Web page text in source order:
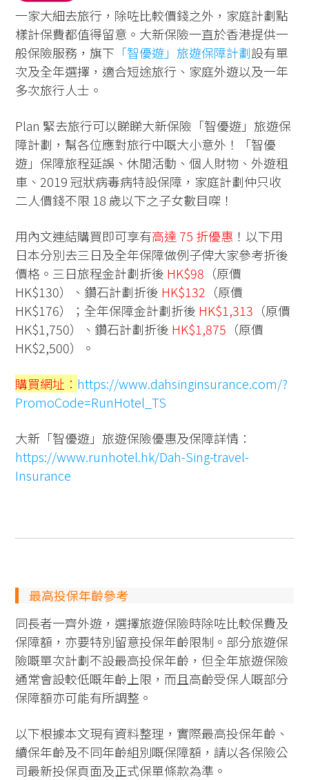
一家大細去旅行，除咗比較價錢之外，家庭計劃點
樣計保費都值得留意。大新保險一直於香港提供一
般保險服務，旗下 「智優遊」旅遊保障計劃設有單
次及全年選擇，適合短途旅行、家庭外遊以及一年
多次旅行人士。
Plan 緊去旅行可以睇睇大新保險「智優遊」旅遊保
障計劃，幫各位應對旅行中嘅大小意外！「智優
遊」保障旅程延誤、休閒活動、個人財物、外遊租
車、2019 冠狀病毒病特設保障，家庭計劃仲只收
二人價錢不限 18 歲以下之子女數目㗎！
用內文連結購買即可享有高達 75 折優惠 ！以下用
日本分別去三日及全年保障做例子俾大家參考折後
價格。三日旅程金計劃折後 HK$98 （原價
HK$130）、鑽石計劃折後 HK$132 （原價
HK$176）；全年保障金計劃折後 HK$1,313 （原價
HK$1,750）、鑽石計劃折後 HK$1,875 （原價
HK$2,500）。
購買網址： https://www.dahsinginsurance.com/?
PromoCode=RunHotel_TS
大新「智優遊」旅遊保險優惠及保障詳情：
https://www.runhotel.hk/Dah-Sing-travel-
Insurance
最高投保年齡參考
同長者一齊外遊，選擇旅遊保險時除咗比較保費及
保障額，亦要特別留意投保年齡限制。部分旅遊保
險嘅單次計劃不設最高投保年齡，但全年旅遊保險
通常會設較低嘅年齡上限，而且高齡受保人嘅部分
保障額亦可能有所調整。
以下根據本文現有資料整理，實際最高投保年齡、
續保年齡及不同年齡組別嘅保障額，請以各保險公
司最新投保頁面及正式保單條款為準。